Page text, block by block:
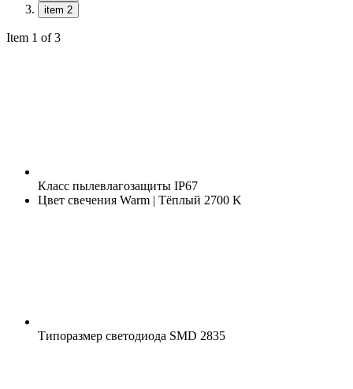
item 2
Item 1 of 3
Класс пылевлагозащиты IP67
Цвет свечения Warm | Тёплый 2700 K
Типоразмер светодиода SMD 2835